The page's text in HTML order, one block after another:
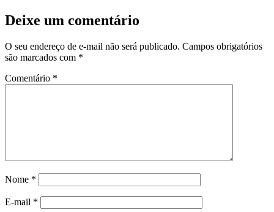
Deixe um comentário
O seu endereço de e-mail não será publicado. Campos obrigatórios
são marcados com *
Comentário *
Nome *
E-mail *